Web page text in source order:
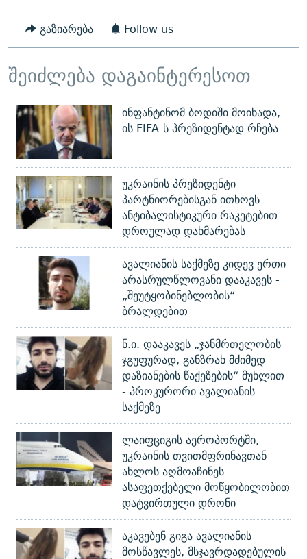
გაზიარება Follow us
შეიძლება დაგაინტერესოთ
ინფანტინომ ბოდიში მოიხადა,
ის FIFA-ს პრეზიდენტად რჩება
უკრაინის პრეზიდენტი
პარტნიორებისგან ითხოვს
ანტიბალისტიკური რაკეტებით
დროულად დახმარებას
ავალიანის საქმეზე კიდევ ერთი
არასრულწლოვანი დააკავეს -
„შეუტყობინებლობის“
ბრალდებით
ნ.ი. დააკავეს „ჯანმრთელობის
ჯგუფურად, განზრახ მძიმედ
დაზიანების წაქეზების“ მუხლით
- პროკურორი ავალიანის
საქმეზე
ლაიფციგის აეროპორტში,
უკრაინის თვითმფრინავთან
ახლოს აღმოაჩინეს
ასაფეთქებელი მოწყობილობით
დატვირთული დრონი
აკავებენ გიგა ავალიანის
მოსწავლეს, მსჯავრდადებულის